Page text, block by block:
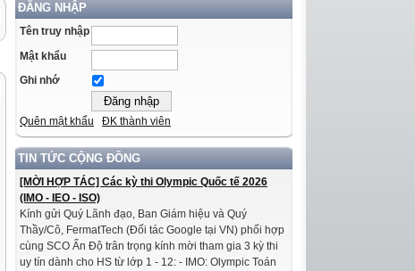
ĐĂNG NHẬP
Tên truy nhập
Mật khẩu
Ghi nhớ
Quên mật khẩu ĐK thành viên
TIN TỨC CỘNG ĐỒNG
[MỜI HỢP TÁC] Các kỳ thi Olympic Quốc tế 2026
(IMO - IEO - ISO)
Kính gửi Quý Lãnh đạo, Ban Giám hiệu và Quý
Thầy/Cô, FermatTech (Đối tác Google tại VN) phối hợp
cùng SCO Ấn Độ trân trọng kính mời tham gia 3 kỳ thi
uy tín dành cho HS từ lớp 1 - 12: - IMO: Olympic Toán